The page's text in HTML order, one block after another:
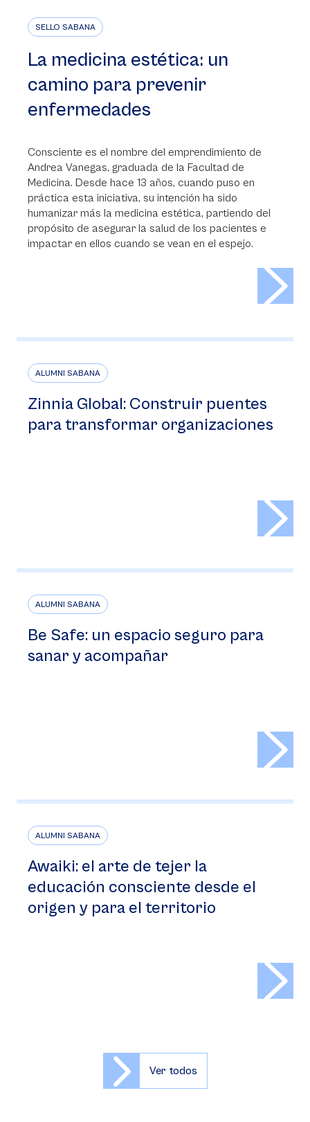
SELLO SABANA
La medicina estética: un
camino para prevenir
enfermedades
Consciente es el nombre del emprendimiento de
Andrea Vanegas, graduada de la Facultad de
Medicina. Desde hace 13 años, cuando puso en
práctica esta iniciativa, su intención ha sido
humanizar más la medicina estética, partiendo del
propósito de asegurar la salud de los pacientes e
impactar en ellos cuando se vean en el espejo.
ALUMNI SABANA
Zinnia Global: Construir puentes
para transformar organizaciones
ALUMNI SABANA
Be Safe: un espacio seguro para
sanar y acompañar
ALUMNI SABANA
Awaiki: el arte de tejer la
educación consciente desde el
origen y para el territorio
Ver todos